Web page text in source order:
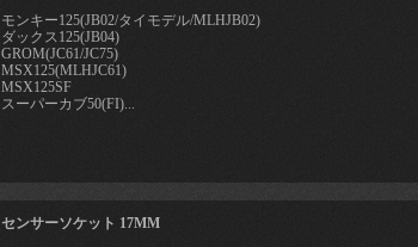
モンキー125(JB02/タイモデル/MLHJB02)
ダックス125(JB04)
GROM(JC61/JC75)
MSX125(MLHJC61)
MSX125SF
スーパーカブ50(FI)...
センサーソケット 17MM